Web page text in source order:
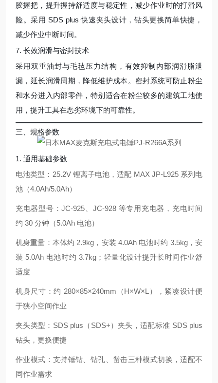
胶握把，提升握持舒适度与稳定性，减少作业时的打滑风
险。采用 SDS plus 快速夹头设计，钻头更换简单快捷，
减少作业中断时间。
7. 长效润滑与密封技术
采用双重油封与毛毡压力结构，有效抑制内部润滑脂泄
漏，延长润滑周期，降低维护成本。密封系统可防止粉尘
和水分进入内部零件，特别适合在粉尘较多的建筑工地使
用，提升工具在恶劣环境下的可靠性。
三、规格参数
1. 通用基础参数
电池类型：25.2V 锂离子电池，适配 MAX JP-L925 系列电
池（4.0Ah/5.0Ah）
充电器型号：JC-925、JC-928 等专用充电器，充电时间
约 30 分钟（5.0Ah 电池）
机身重量：本体约 2.9kg，安装 4.0Ah 电池时约 3.5kg，安
装 5.0Ah 电池时约 3.7kg；轻量化设计提升长时间作业舒
适度
机身尺寸：约 280×85×240mm（H×W×L），紧凑设计便
于狭小空间作业
夹头类型：SDS plus（SDS+）夹头，适配标准 SDS plus
钻头，更换便捷
作业模式：支持锤钻、钻孔、凿击三种模式切换，适配不
同作业需求